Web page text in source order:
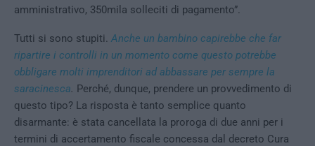
amministrativo, 350mila solleciti di pagamento”.
Tutti si sono stupiti. Anche un bambino capirebbe che far
ripartire i controlli in un momento come questo potrebbe
obbligare molti imprenditori ad abbassare per sempre la
saracinesca. Perché, dunque, prendere un provvedimento di
questo tipo? La risposta è tanto semplice quanto
disarmante: è stata cancellata la proroga di due anni per i
termini di accertamento fiscale concessa dal decreto Cura